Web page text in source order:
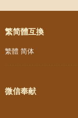
繁简體互換
繁體 简体
微信奉献